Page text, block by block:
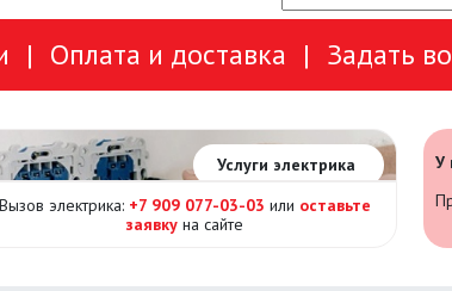
| Оплата и доставка | Задать
Услуги электрика
Вызов электрика: +7 909 077-03-03 или оставьте
заявку на сайте
У